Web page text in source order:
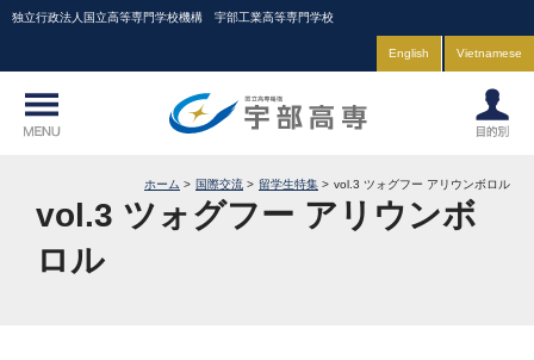
独立行政法人国立高等専門学校機構 宇部工業高等専門学校
English Vietnamese
ホーム 国際交流 留学生特集 vol.3 ツォグフー アリウンボロル
vol.3 ツォグフー アリウンボ
ロル